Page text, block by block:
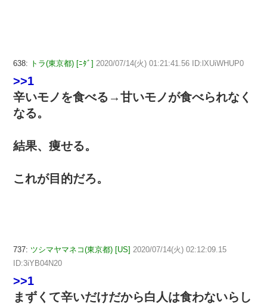
638: トラ(東京都) [ﾆﾀﾞ] 2020/07/14(火) 01:21:41.56 ID:lXUiWHUP0
>>1
辛いモノを食べる→甘いモノが食べられなく
なる。
結果、痩せる。
これが目的だろ。
737: ツシマヤマネコ(東京都) [US] 2020/07/14(火) 02:12:09.15
ID:3iYB04N20
>>1
まずくて辛いだけだから白人は食わないらし